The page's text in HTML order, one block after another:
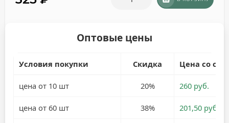
Оптовые цены
Условия покупки Скидка Цена со
цена от 10 шт 20% 260 руб.
цена от 60 шт 38% 201,50 руб.